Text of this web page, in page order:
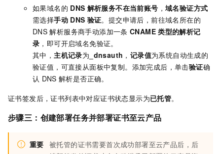
如果域名的 DNS 解析服务不在当前账号 ， 域名验证方式
需选择手动 DNS 验证。提交申请后，前往域名所在的
DNS 解析服务商手动添加一条 CNAME 类型的解析记
录 ，即可开启域名免验证。
其中，主机记录为 _dnsauth ， 记录值为系统自动生成的
验证值，可直接从面板中复制。添加完成后，单击验证确
认 DNS 解析是否正确。
证书签发后，证书列表中对应证书状态显示为已托管。
步骤三：创建部署任务并部署证书至云产品
重要 被托管的证书需要首次成功部署至云产品后，后